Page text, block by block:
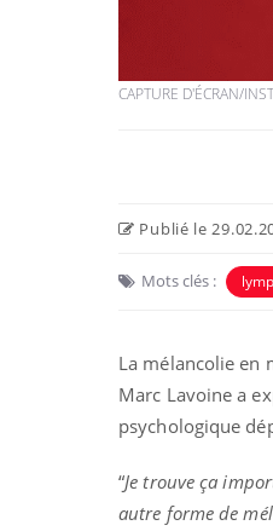
CAPTURE D'ÉCRAN/
Publié le
Mots clés :
La mélancolie en
Marc Lavoine a
psychologique
“Je trouve ça
autre forme de
West Nile :
t-il dans le
France ?
Les
protègent-